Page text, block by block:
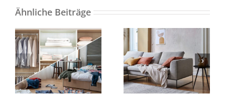
Ähnliche Beiträge
dem Ausmisten
Elemente